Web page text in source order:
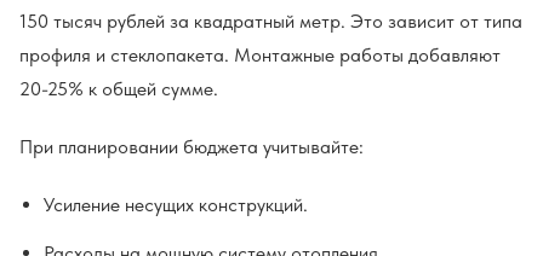
150 тысяч рублей за квадратный метр. Это зависит от типа
профиля и стеклопакета. Монтажные работы добавляют
20-25% к общей сумме.
При планировании бюджета учитывайте:
Усиление несущих конструкций.